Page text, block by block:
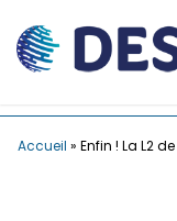
Accueil » Enfin ! La L2